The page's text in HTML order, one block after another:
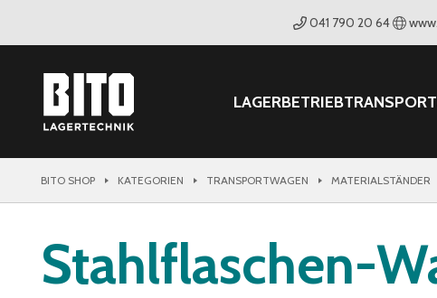
041 790 20 64
LAGERBETRIEBTRANSPORT
BITO SHOP KATEGORIEN TRANSPORTWAGEN MATERIALSTÄNDER
Stahlflaschen-